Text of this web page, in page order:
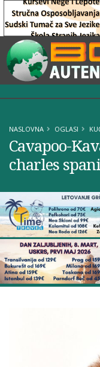
NASLOVNA OGLASI
Cavapoo-
charles